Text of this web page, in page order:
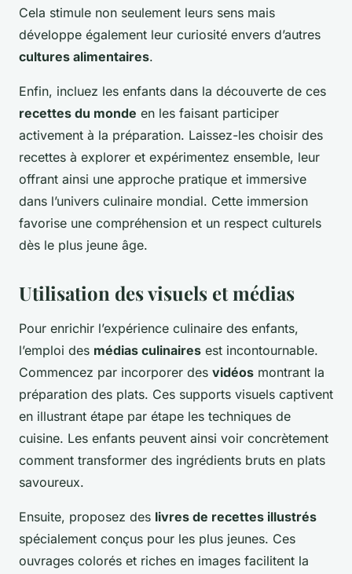
Cela stimule non seulement leurs sens mais
développe également leur curiosité envers d’autres
cultures alimentaires.
Enfin, incluez les enfants dans la découverte de ces
recettes du monde en les faisant participer
activement à la préparation. Laissez-les choisir des
recettes à explorer et expérimentez ensemble, leur
offrant ainsi une approche pratique et immersive
dans l’univers culinaire mondial. Cette immersion
favorise une compréhension et un respect culturels
dès le plus jeune âge.
Utilisation des visuels et médias
Pour enrichir l’expérience culinaire des enfants,
l’emploi des médias culinaires est incontournable.
Commencez par incorporer des vidéos montrant la
préparation des plats. Ces supports visuels captivent
en illustrant étape par étape les techniques de
cuisine. Les enfants peuvent ainsi voir concrètement
comment transformer des ingrédients bruts en plats
savoureux.
Ensuite, proposez des livres de recettes illustrés
spécialement conçus pour les plus jeunes. Ces
ouvrages colorés et riches en images facilitent la